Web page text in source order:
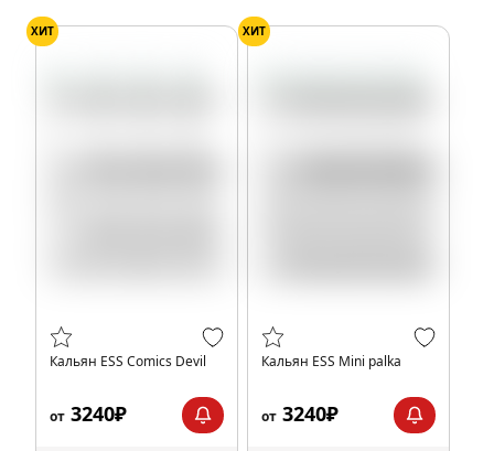
ХИТ
Кальян ESS Comics Devil
от 3240₽
ХИТ
Кальян ESS Mini palka
от 3240₽